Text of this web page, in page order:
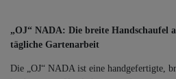
„OJ“ NADA: Die breite Handschaufel
tägliche Gartenarbeit
Die „OJ“ NADA ist eine handgefertigte,